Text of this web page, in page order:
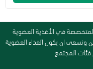
المتخصصة في الأغذية العضوية
ونسعى ان يكون الغذاء العضوية
فئات المجتمع